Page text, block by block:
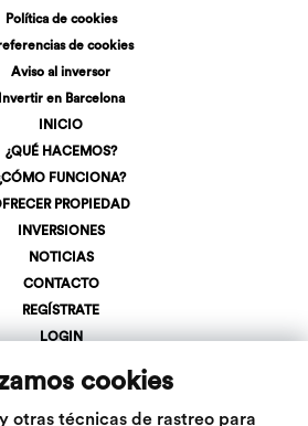
cookies
otras técnicas de rastreo para
Política de cookies
de cookies
Aviso al inversor
Invertir en Barcelona
INICIO
¿QUÉ HACEMOS?
FUNCIONA?
PROPIEDAD
INVERSIONES
NOTICIAS
CONTACTO
REGÍSTRATE
LOGIN
info@inveslar.com